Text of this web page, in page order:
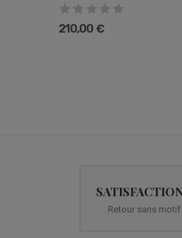
210,00 €
Retour sans